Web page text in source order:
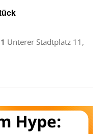
Unterer Stadtplatz 11,